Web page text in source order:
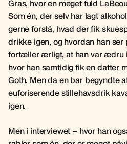
Gras, hvor en meget fuld
Som én, der selv har lagt
gerne forstå, hvad der fik
drikke igen, og hvordan han
fortæller ærligt, at han var ædru
hvor han samtidig fik en datter
Goth. Men da en bar begyndte
euforiserende stillehavsdrik
igen.
Men i interviewet – hvor han